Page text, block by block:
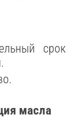
срок
масла